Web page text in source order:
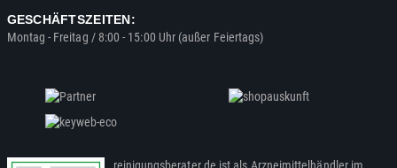
GESCHÄFTSZEITEN:
Montag - Freitag / 8:00 - 15:00 Uhr (außer Feiertags)